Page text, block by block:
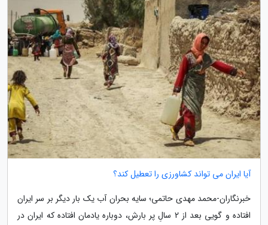
آیا ایران می تواند کشاورزی را تعطیل کند؟
خبرنگاران-محمد مهدی حاتمی؛ سایه بحران آب یک بار دیگر بر سر ایران
افتاده و گویی بعد از 2 سالِ پر بارش، دوباره یادمان افتاده که ایران در